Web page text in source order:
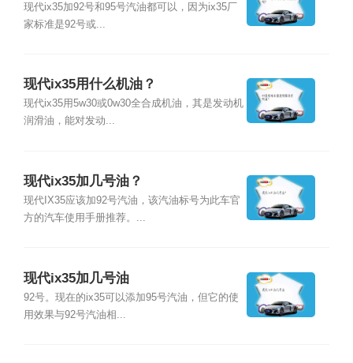
现代ix35加92号和95号汽油都可以，因为ix35厂
家标准是92号或...
现代ix35用什么机油？
现代ix35用5w30或0w30全合成机油，其是发动机
润滑油，能对发动...
现代ix35加几号油？
现代IX35应该加92号汽油，该汽油标号为此车官
方的汽车使用手册推荐。...
现代ix35加几号油
92号。现在的ix35可以添加95号汽油，但它的使
用效果与92号汽油相...